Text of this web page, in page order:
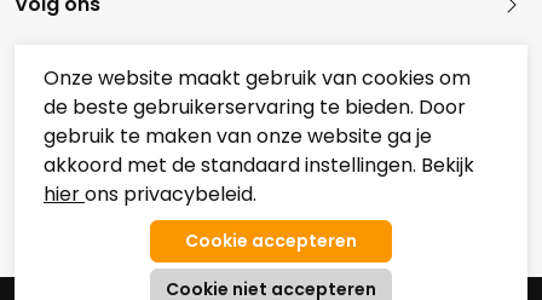
Overzicht Koopzondagen
Onze partners
Onze website maakt gebruik van cookies om
de beste gebruikerservaring te bieden. Door
gebruik te maken van onze website ga je
akkoord met de standaard instellingen. Bekijk
hierons privacybeleid.